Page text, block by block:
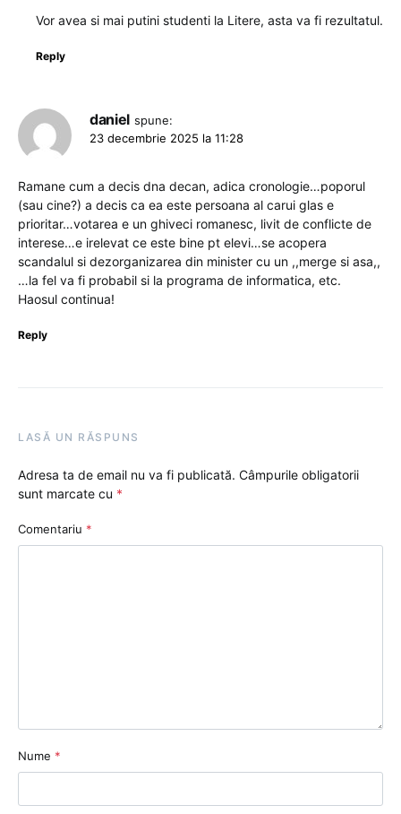
Vor avea si mai putini studenti la Litere, asta va fi rezultatul.
Reply
daniel spune:
23 decembrie 2025 la 11:28
Ramane cum a decis dna decan, adica cronologie…poporul
(sau cine?) a decis ca ea este persoana al carui glas e
prioritar…votarea e un ghiveci romanesc, livit de conflicte de
interese…e irelevat ce este bine pt elevi…se acopera
scandalul si dezorganizarea din minister cu un ,,merge si asa,,
…la fel va fi probabil si la programa de informatica, etc.
Haosul continua!
Reply
LASĂ UN RĂSPUNS
Adresa ta de email nu va fi publicată. Câmpurile obligatorii
sunt marcate cu *
Comentariu *
Nume *